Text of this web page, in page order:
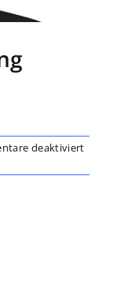
deaktiviertfür